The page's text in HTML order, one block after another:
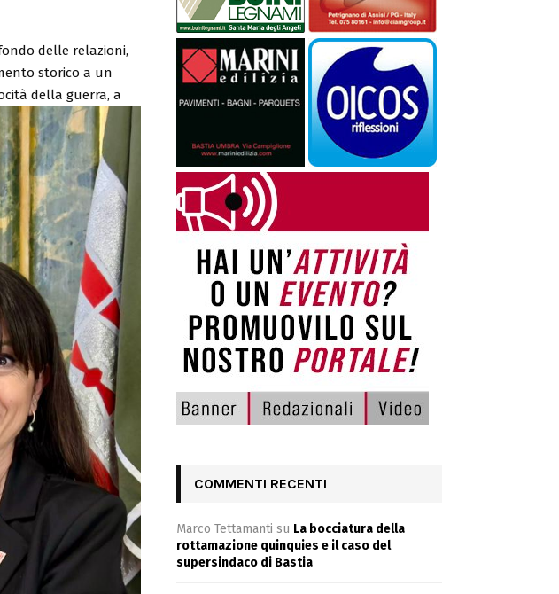
delle relazioni,
storico a un
della guerra, a
COMMENTI RECENTI
Marco Tettamanti su La bocciatura della
rottamazione quinquies e il caso del
supersindaco di Bastia